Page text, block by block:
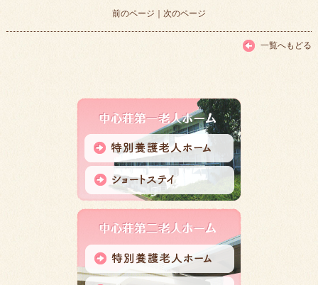
前のページ ｜ 次のページ
一覧へもどる